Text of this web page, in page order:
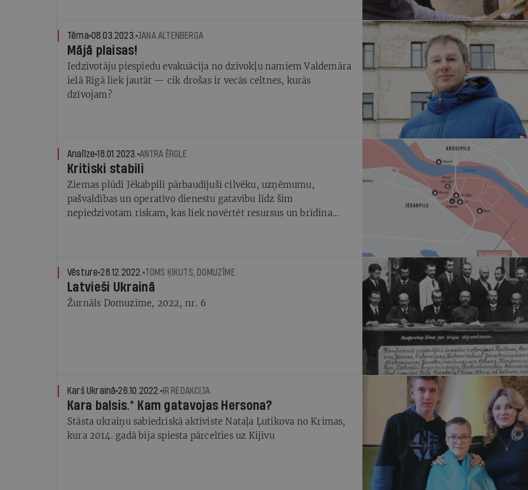
Tēma 08.03.2023. JANA ALTENBERGA
Mājā plaisas!
Iedzīvotāju piespiedu evakuācija no dzīvokļu namiem Valdemāra
ielā Rīgā liek jautāt — cik drošas ir vecās celtnes, kurās
dzīvojam?
Analīze 18.01.2023. ANTRA ĒRGLE
Kritiski stabili
Ziemas plūdi Jēkabpilī pārbaudījuši cilvēku, uzņēmumu,
pašvaldības un operatīvo dienestu gatavību līdz šim
nepiedzīvotam riskam, kas liek novērtēt resursus un brīdina
Vēsture 28.12.2022. TOMS ĶIKUTS, DOMUZĪME
Latvieši Ukrainā
Žurnāls Domuzīme, 2022, nr. 6
Karš Ukrainā 26.10.2022. IR REDAKCIJA
Kara balsis.* Kam gatavojas Hersona?
Stāsta ukraiņu sabiedriskā aktīviste Nataļa Ļutikova no Krimas,
kura 2014. gadā bija spiesta pārcelties uz Kijivu